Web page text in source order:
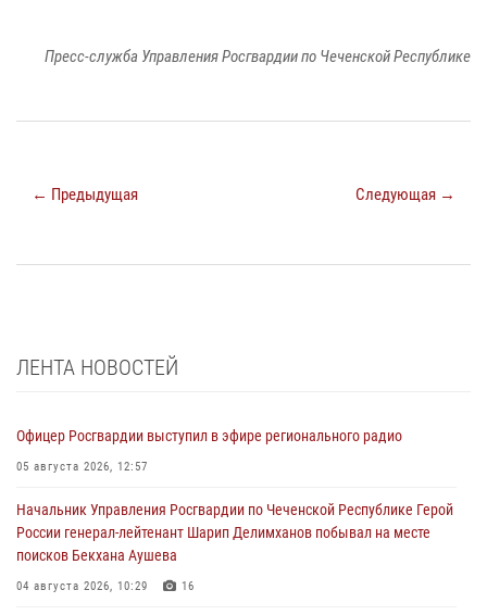
Пресс-служба Управления Росгвардии по Чеченской Республике
← Предыдущая Следующая →
ЛЕНТА НОВОСТЕЙ
Офицер Росгвардии выступил в эфире регионального радио
05 августа 2026, 12:57
Начальник Управления Росгвардии по Чеченской Республике Герой
России генерал-лейтенант Шарип Делимханов побывал на месте
поисков Бекхана Аушева
04 августа 2026, 10:29 16